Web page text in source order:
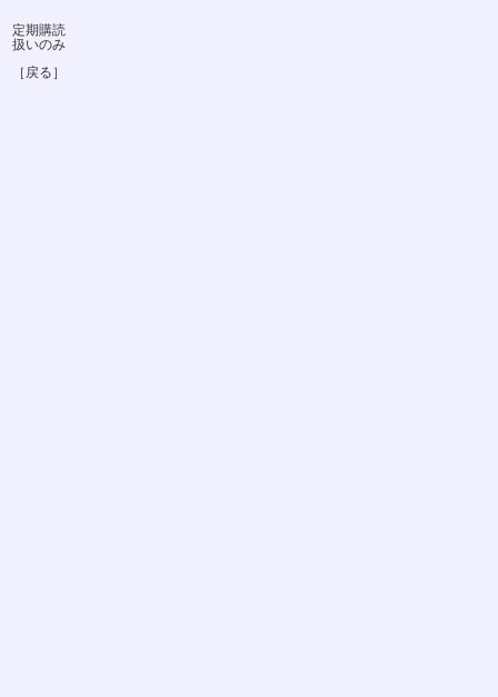
定期購読
扱いのみ
［戻る］